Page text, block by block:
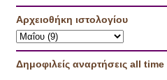
Αρχειοθήκη ιστολογίου
Δημοφιλείς αναρτήσεις all time